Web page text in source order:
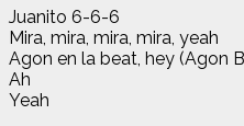
Juanito 6-6-6
Mira, mira, mira, mira, yeah
Agon en la beat, hey (Agon
Ah
Yeah